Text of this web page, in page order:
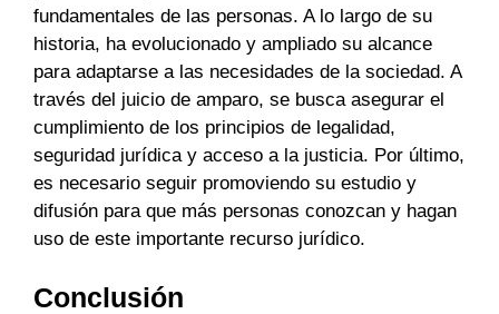
fundamentales de las personas. A lo largo de su
historia, ha evolucionado y ampliado su alcance
para adaptarse a las necesidades de la sociedad. A
través del juicio de amparo, se busca asegurar el
cumplimiento de los principios de legalidad,
seguridad jurídica y acceso a la justicia. Por último,
es necesario seguir promoviendo su estudio y
difusión para que más personas conozcan y hagan
uso de este importante recurso jurídico.
Conclusión